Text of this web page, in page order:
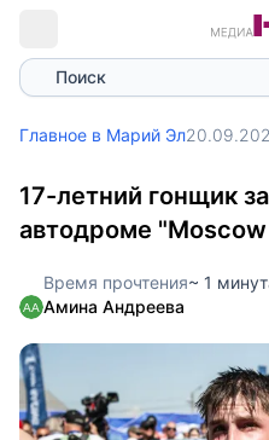
Поиск
Главное в Марий Эл
17-летний гонщик
автодроме
Время прочтения~ 1
Амина Андреева